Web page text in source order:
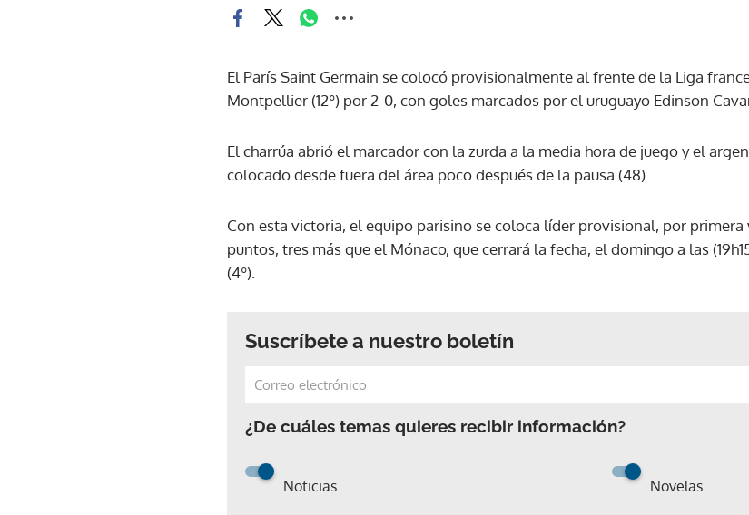
El París Saint Germain se colocó provisionalmente al frente de la Liga
Montpellier (12º) por 2-0, con goles marcados por el uruguayo Edinson
El charrúa abrió el marcador con la zurda a la media hora de juego y el
colocado desde fuera del área poco después de la pausa (48).
Con esta victoria, el equipo parisino se coloca líder provisional, por
puntos, tres más que el Mónaco, que cerrará la fecha, el domingo a las
(4º).
Suscríbete a nuestro boletín
¿De cuáles temas quieres recibir información?
Noticias Novelas